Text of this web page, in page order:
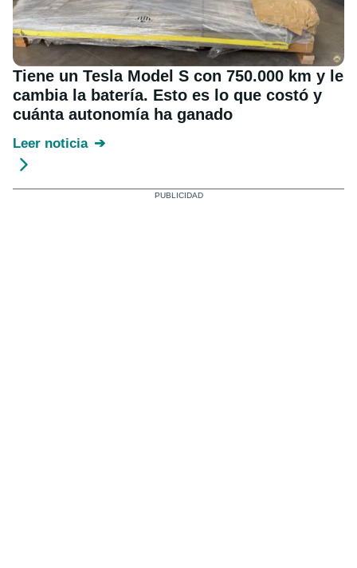
Tiene un Tesla Model S con 750.000 km y le
cambia la batería. Esto es lo que costó y
cuánta autonomía ha ganado
Leer noticia